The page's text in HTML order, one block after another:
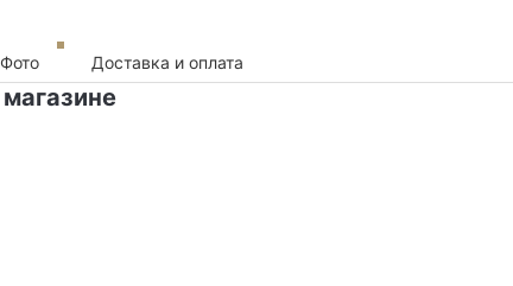
Фото Доставка и оплата